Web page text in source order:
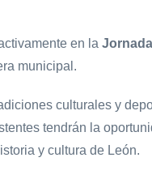
en la
municipal.
culturales y
tendrán la
y cultura de León.